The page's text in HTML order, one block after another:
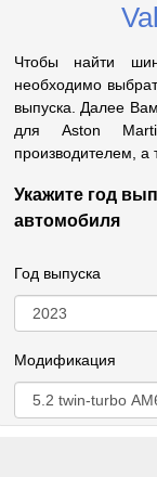
Чтобы найти
необходимо
выпуска. Далее
для Aston
производителем, а
Укажите год
автомобиля
Год выпуска
Модификация